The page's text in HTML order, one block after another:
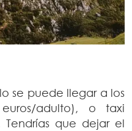
se puede llegar a los
adulto), o taxi
Tendrías que dejar el